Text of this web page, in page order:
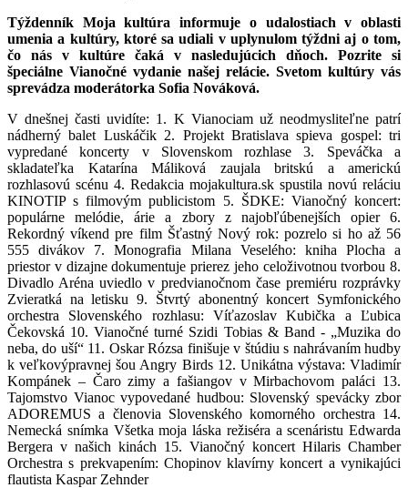
Týždenník Moja kultúra informuje o udalostiach v oblasti
umenia a kultúry, ktoré sa udiali v uplynulom týždni aj o tom,
čo nás v kultúre čaká v nasledujúcich dňoch. Pozrite si
špeciálne Vianočné vydanie našej relácie. Svetom kultúry vás
sprevádza moderátorka Sofia Nováková.
V dnešnej časti uvidíte: 1. K Vianociam už neodmysliteľne patrí
nádherný balet Luskáčik 2. Projekt Bratislava spieva gospel: tri
vypredané koncerty v Slovenskom rozhlase 3. Speváčka a
skladateľka Katarína Máliková zaujala britskú a americkú
rozhlasovú scénu 4. Redakcia mojakultura.sk spustila novú reláciu
KINOTIP s filmovým publicistom 5. ŠDKE: Vianočný koncert:
populárne melódie, árie a zbory z najobľúbenejších opier 6.
Rekordný víkend pre film Šťastný Nový rok: pozrelo si ho až 56
555 divákov 7. Monografia Milana Veselého: kniha Plocha a
priestor v dizajne dokumentuje prierez jeho celoživotnou tvorbou 8.
Divadlo Aréna uviedlo v predvianočnom čase premiéru rozprávky
Zvieratká na letisku 9. Štvrtý abonentný koncert Symfonického
orchestra Slovenského rozhlasu: Víťazoslav Kubička a Ľubica
Čekovská 10. Vianočné turné Szidi Tobias & Band - „Muzika do
neba, do uší“ 11. Oskar Rózsa finišuje v štúdiu s nahrávaním hudby
k veľkovýpravnej šou Angry Birds 12. Unikátna výstava: Vladimír
Kompánek – Čaro zimy a fašiangov v Mirbachovom paláci 13.
Tajomstvo Vianoc vypovedané hudbou: Slovenský spevácky zbor
ADOREMUS a členovia Slovenského komorného orchestra 14.
Nemecká snímka Všetka moja láska režiséra a scenáristu Edwarda
Bergera v našich kinách 15. Vianočný koncert Hilaris Chamber
Orchestra s prekvapením: Chopinov klavírny koncert a vynikajúci
flautista Kaspar Zehnder